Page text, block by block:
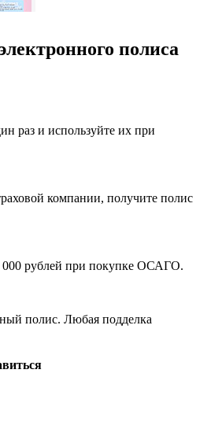
полиса
раз и используйте их при
компании, получите полис
000 рублей при покупке ОСАГО.
полис. Любая подделка